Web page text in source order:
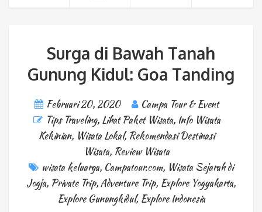
Surga di Bawah Tanah
Gunung Kidul: Goa Tanding
Februari 20, 2020
Campa Tour & Event
Tips Traveling, Lihat Paket Wisata, Info Wisata
Kekinian, Wisata Lokal, Rekomendasi Destinasi
Wisata, Review Wisata
wisata keluarga, Campatour.com, Wisata Sejarah di
Jogja, Private Trip,Adventure Trip, Explore Yogyakarta,
Explore Gunungkidul, Explore Indonesia